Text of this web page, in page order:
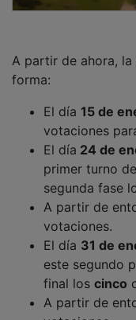
forma:
votaciones
El día24 de
primer turno
segunda fase
A partir de
votaciones.
El día31 de
este segundo
final loscinco
A partir de
votaciones.